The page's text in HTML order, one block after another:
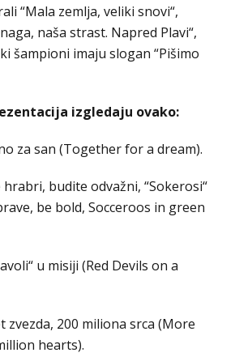
“Mala zemlja, veliki snovi“,
naša strast. Napred Plavi“,
šampioni imaju slogan “Pišimo
izgledaju ovako:
za san (Together for a dream).
budite odvažni, “Sokerosi“
be bold, Socceroos in green
u misiji (Red Devils on a
zvezda, 200 miliona srca (More
hearts).